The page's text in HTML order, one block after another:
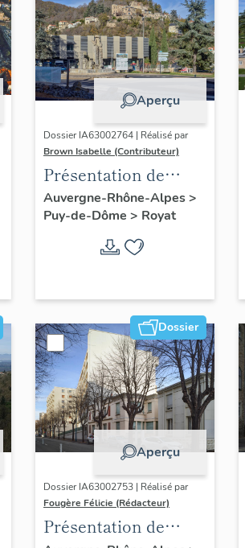
Aperçu
Dossier IA63002764 | Réalisé par
Brown Isabelle (Contributeur)
Présentation de
l'opération
d'inventaire de la
station thermale de
Royat-Chamalières
Auvergne-Rhône-Alpes>
Puy-de-Dôme > Royat
Dossier
Aperçu
Dossier IA63002753 | Réalisé par
Fougère Félicie (Rédacteur)
Présentation de